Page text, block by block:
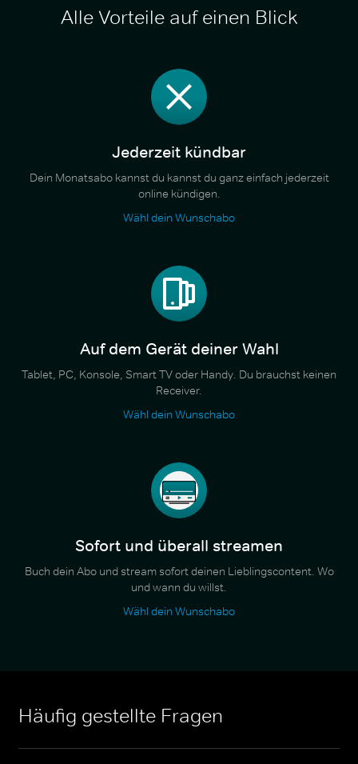
Alle Vorteile auf einen Blick
Jederzeit kündbar
Dein Monatsabo kannst du kannst du ganz einfach jederzeit
online kündigen.
Wähl dein Wunschabo
Auf dem Gerät deiner Wahl
Tablet, PC, Konsole, Smart TV oder Handy. Du brauchst keinen
Receiver.
Wähl dein Wunschabo
Sofort und überall streamen
Buch dein Abo und stream sofort deinen Lieblingscontent. Wo
und wann du willst.
Wähl dein Wunschabo
Häufig gestellte Fragen